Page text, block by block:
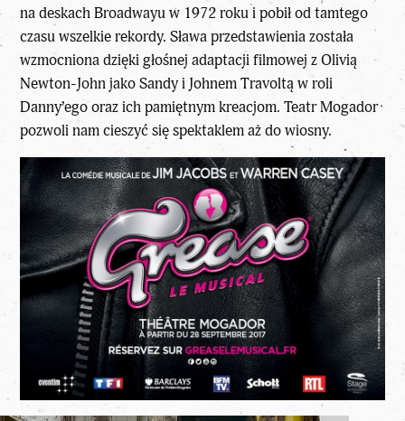
na deskach Broadwayu w 1972 roku i pobił od tamtego
czasu wszelkie rekordy. Sława przedstawienia została
wzmocniona dzięki głośnej adaptacji filmowej z Olivią
Newton-John jako Sandy i Johnem Travoltą w roli
Danny’ego oraz ich pamiętnym kreacjom. Teatr Mogador
pozwoli nam cieszyć się spektaklem aż do wiosny.